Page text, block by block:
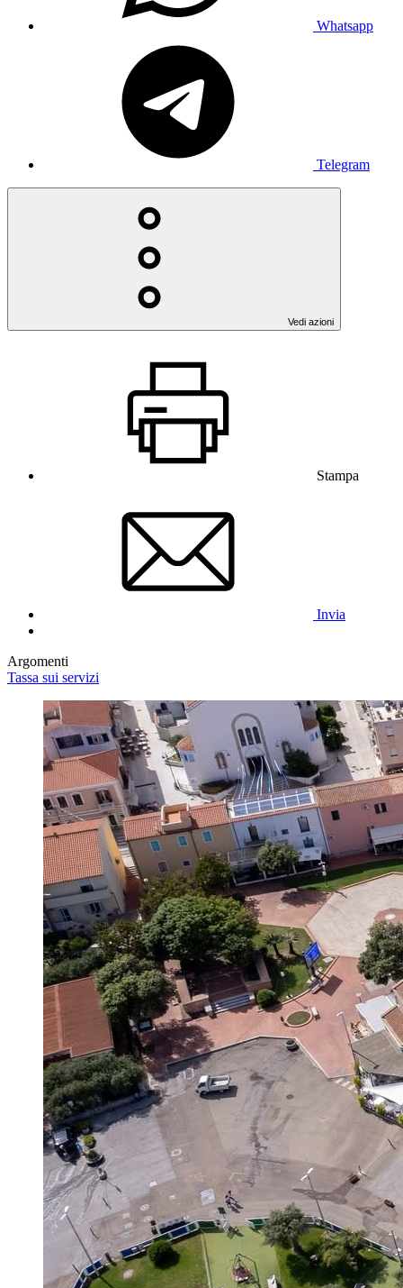
Whatsapp
Telegram
Vedi azioni
Stampa
Invia
Argomenti
Tassa sui servizi